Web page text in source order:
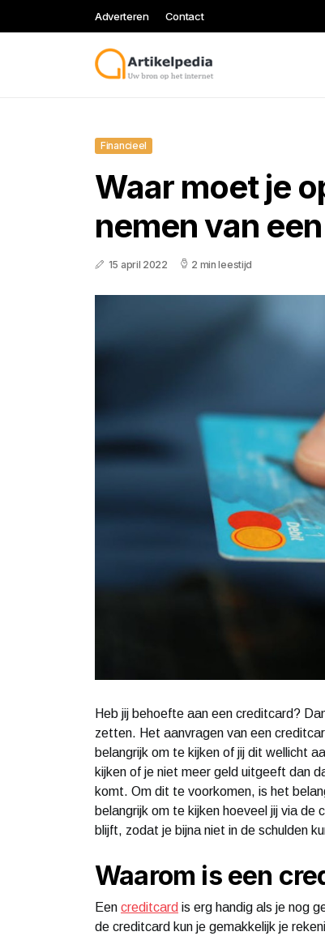
Adverteren Contact
Financieel
Waar moet je
nemen van
15 april 2022 2 min leestijd
Heb jij behoefte aan een creditcard?
zetten. Het aanvragen van een
belangrijk om te kijken of jij dit wellicht
kijken of je niet meer geld uitgeeft dan
komt. Om dit te voorkomen, is het
belangrijk om te kijken hoeveel jij via
blijft, zodat je bijna niet in de schulden
Waarom is een
Een creditcard is erg handig als je nog
de creditcard kun je gemakkelijk je